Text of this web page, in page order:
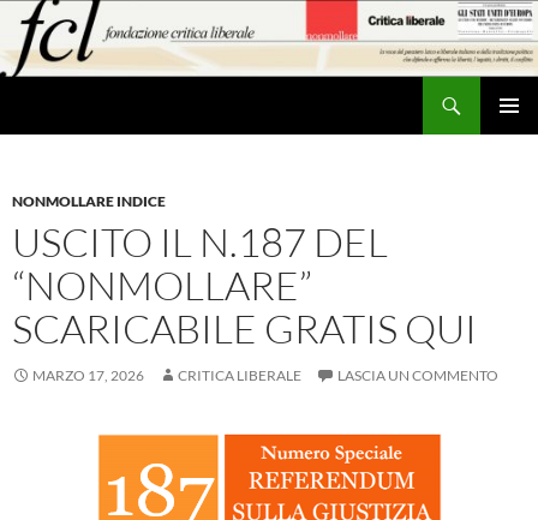
contenuto
NONMOLLARE INDICE
USCITO IL N.187 DEL
“NONMOLLARE”
SCARICABILE GRATIS QUI
MARZO 17, 2026 CRITICA LIBERALE LASCIA UN COMMENTO